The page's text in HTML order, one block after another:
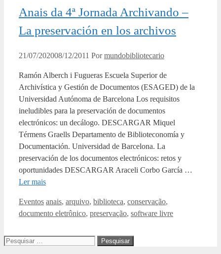
Anais da 4ª Jornada Archivando –
La preservación en los archivos
21/07/202008/12/2011 Pormundobibliotecario
Ramón Alberch i Fugueras Escuela Superior de
Archivística y Gestión de Documentos (ESAGED) de la
Universidad Autónoma de Barcelona Los requisitos
ineludibles para la preservación de documentos
electrónicos: un decálogo. DESCARGAR Miquel
Térmens Graells Departamento de Biblioteconomía y
Documentación. Universidad de Barcelona. La
preservación de los documentos electrónicos: retos y
oportunidades DESCARGAR Araceli Corbo García …
Ler mais
Categorias
Eventos Tags
anais, arquivo, biblioteca, conservação,
documento eletrônico, preservação, software livre
Pesquisar